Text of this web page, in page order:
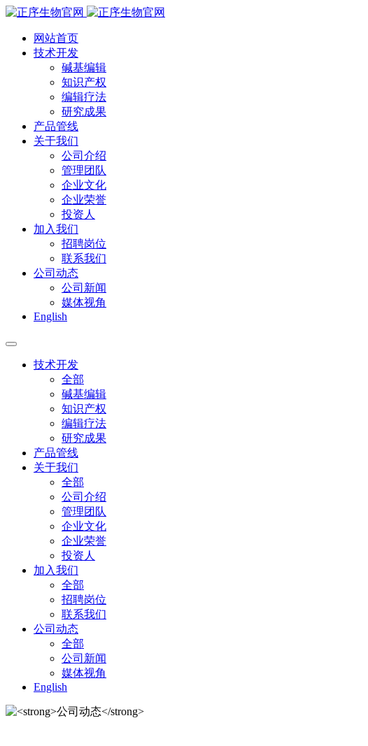
网站首页
技术开发
碱基编辑
知识产权
编辑疗法
研究成果
产品管线
关于我们
公司介绍
管理团队
企业文化
企业荣誉
投资人
加入我们
招聘岗位
联系我们
公司动态
公司新闻
媒体视角
English
技术开发
全部
碱基编辑
知识产权
编辑疗法
研究成果
产品管线
关于我们
全部
公司介绍
管理团队
企业文化
企业荣誉
投资人
加入我们
全部
招聘岗位
联系我们
公司动态
全部
公司新闻
媒体视角
English